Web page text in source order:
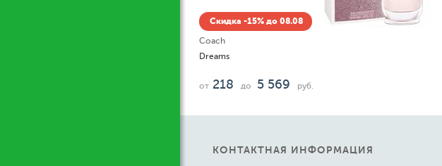
Скидка -15% до 08.08
Coach
Dreams
от 218 до 5 569 руб.
КОНТАКТНАЯ ИНФОРМАЦИЯ